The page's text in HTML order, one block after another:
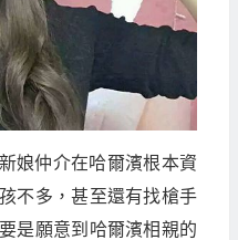
娘仲介在哈爾濱根本資
不多，甚至還有找槍手
是願意到哈爾濱相親的